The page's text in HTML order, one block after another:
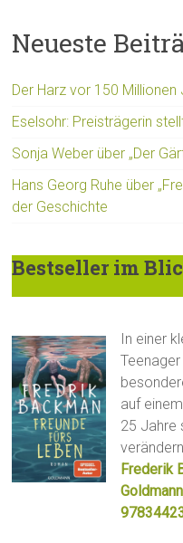
Neueste
Der Harz vor 150 Millionen
Eselsohr: Preisträgerin
Sonja Weber über „Der
Hans Georg Ruhe über
der Geschichte
Bestseller im
In einer
auf
25 Jahre
Frederik